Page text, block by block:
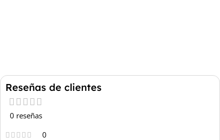
Reseñas de clientes
0 reseñas
0